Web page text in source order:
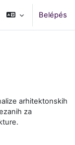
bemeneti adatok
Belépés
arhitektonskih
za